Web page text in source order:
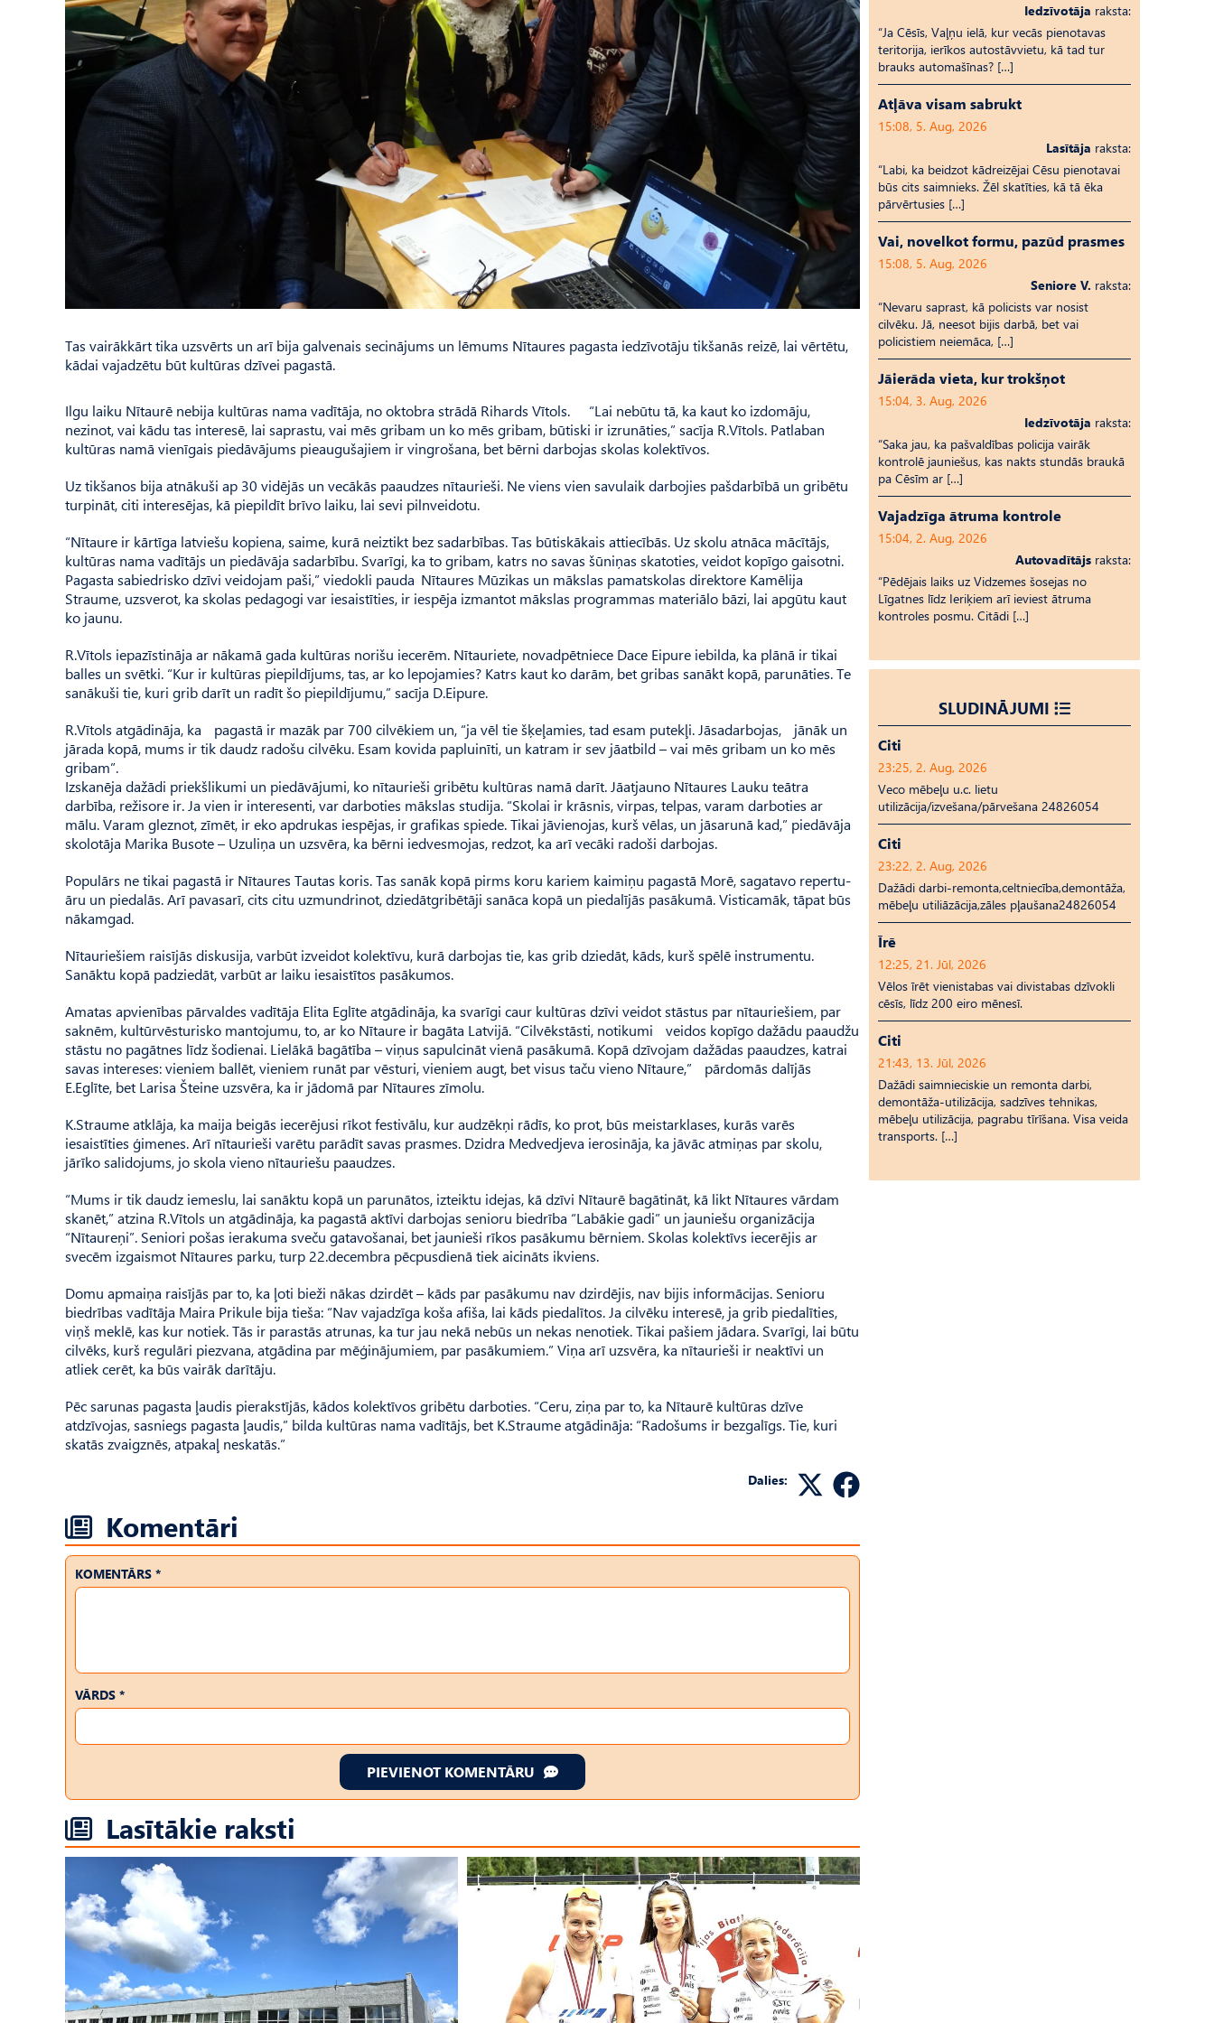
Tas vairākkārt tika uzsvērts un arī bija galvenais secinājums un lēmums Nītaures pagasta iedzīvotāju tikšanās reizē, lai vērtētu,
kādai vajadzētu būt kultūras dzīvei pagastā.
Ilgu laiku Nītaurē nebija kultūras nama vadītāja, no oktobra strādā Rihards Vītols. “Lai nebūtu tā, ka kaut ko izdomāju,
nezinot, vai kādu tas interesē, lai saprastu, vai mēs gribam un ko mēs gribam, būtiski ir izrunāties,” sacīja R.Vītols. Patlaban
kultūras namā vienīgais piedāvājums pieaugušajiem ir vingrošana, bet bērni darbojas skolas kolektīvos.
Uz tikšanos bija atnākuši ap 30 vidējās un vecākās paaudzes nītaurieši. Ne viens vien savulaik darbojies pašdarbībā un gribētu
turpināt, citi interesējas, kā piepildīt brīvo laiku, lai sevi pilnveidotu.
“Nītaure ir kārtīga latviešu kopiena, saime, kurā neiztikt bez sadarbības. Tas būtiskākais attiecībās. Uz skolu atnāca mācītājs,
kultūras nama vadītājs un piedāvāja sadarbību. Svarīgi, ka to gribam, katrs no savas šūniņas skatoties, veidot kopīgo gaisotni.
Pa­gasta sabiedrisko dzīvi veidojam paši,” viedokli pauda Nītaures Mūzikas un mākslas pamatskolas direktore Kamēlija
Straume, uzsverot, ka skolas pedagogi var iesaistīties, ir iespēja izmantot mākslas programmas materiālo bāzi, lai apgūtu kaut
ko jaunu.
R.Vītols iepazīstināja ar nākamā gada kultūras norišu iecerēm. Nītauriete, novadpētniece Dace Eipure iebilda, ka plānā ir tikai
balles un svētki. “Kur ir kultūras piepildījums, tas, ar ko lepojamies? Katrs kaut ko darām, bet gribas sanākt kopā, parunāties. Te
sanākuši tie, kuri grib darīt un radīt šo piepildījumu,” sacīja D.Eipure.
R.Vītols atgādināja, ka pagastā ir mazāk par 700 cilvēkiem un, “ja vēl tie šķeļamies, tad esam putekļi. Jāsadarbojas, jānāk un
jārada kopā, mums ir tik daudz radošu cilvēku. Esam kovida papluinīti, un katram ir sev jāatbild – vai mēs gribam un ko mēs
gribam”.
Izskanēja dažādi priekšlikumi un piedāvājumi, ko nītaurieši gribētu kultūras namā darīt. Jā­atjauno Nītaures Lauku teātra
darbība, režisore ir. Ja vien ir interesenti, var darboties mākslas studija. “Skolai ir krāsnis, virpas, telpas, varam darboties ar
mālu. Varam gleznot, zīmēt, ir eko apdrukas iespējas, ir grafikas spiede. Tikai jāvienojas, kurš vēlas, un jāsarunā kad,” piedāvāja
skolotāja Marika Busote – Uzuliņa un uzsvēra, ka bērni iedvesmojas, redzot, ka arī vecāki radoši darbojas.
Populārs ne tikai pagastā ir Nītaures Tautas koris. Tas sanāk kopā pirms koru kariem kaimiņu pagastā Morē, sagatavo repertu­
āru un piedalās. Arī pavasarī, cits citu uzmundrinot, dziedātgribētāji sanāca kopā un piedalījās pasākumā. Visticamāk, tāpat būs
nākamgad.
Nītauriešiem raisījās diskusija, varbūt izveidot kolektīvu, kurā darbojas tie, kas grib dziedāt, kāds, kurš spēlē instrumentu.
Sanāktu kopā padziedāt, varbūt ar laiku iesaistītos pasākumos.
Amatas apvienības pārvaldes vadītāja Elita Eglīte atgādināja, ka svarīgi caur kultūras dzīvi veidot stāstus par nītauriešiem, par
saknēm, kultūrvēsturisko mantojumu, to, ar ko Nītaure ir bagāta Latvijā. “Cilvēkstāsti, notikumi veidos kopīgo dažādu paaudžu
stāstu no pagātnes līdz šodienai. Lielākā bagātība – viņus sapulcināt vienā pasākumā. Kopā dzīvojam dažādas paaudzes, katrai
savas intereses: vieniem ballēt, vieniem runāt par vēsturi, vieniem augt, bet visus taču vieno Nītaure,” pārdomās dalījās
E.Eglīte, bet Larisa Šteine uzsvēra, ka ir jādomā par Nītaures zīmolu.
K.Straume atklāja, ka maija beigās iecerējusi rīkot festivālu, kur audzēkņi rādīs, ko prot, būs meistarklases, kurās varēs
iesaistīties ģimenes. Arī nītaurieši varētu parādīt savas prasmes. Dzidra Medvedjeva ierosināja, ka jāvāc atmiņas par skolu,
jārīko salidojums, jo skola vieno nītauriešu paaudzes.
“Mums ir tik daudz iemeslu, lai sanāktu kopā un parunātos, izteiktu idejas, kā dzīvi Nītaurē bagātināt, kā likt Nītaures vārdam
skanēt,” atzina R.Vītols un atgādināja, ka pagastā aktīvi darbojas senioru biedrība “Labākie gadi” un jauniešu organizācija
“Nītaureņi”. Seniori pošas ierakuma sveču gatavošanai, bet jaunieši rīkos pasākumu bērniem. Skolas kolektīvs iecerējis ar
svecēm izgaismot Nītaures parku, turp 22.decembra pēcpusdienā tiek aicināts ikviens.
Domu apmaiņa raisījās par to, ka ļoti bieži nākas dzirdēt – kāds par pasākumu nav dzirdējis, nav bijis informācijas. Senioru
biedrības vadītāja Maira Prikule bija tieša: “Nav vajadzīga koša afiša, lai kāds piedalītos. Ja cilvēku interesē, ja grib piedalīties,
viņš meklē, kas kur notiek. Tās ir parastās atrunas, ka tur jau nekā nebūs un nekas nenotiek. Tikai pašiem jādara. Svarīgi, lai būtu
cilvēks, kurš regulāri piezvana, atgādina par mēģinājumiem, par pasākumiem.” Viņa arī uzsvēra, ka nītaurieši ir neaktīvi un
atliek cerēt, ka būs vairāk darītāju.
Pēc sarunas pagasta ļaudis pierakstījās, kādos kolektīvos gribētu darboties. “Ceru, ziņa par to, ka Nītaurē kultūras dzīve
atdzīvojas, sasniegs pagasta ļaudis,” bilda kultūras nama vadītājs, bet K.Straume atgādināja: “Radošums ir bezgalīgs. Tie, kuri
skatās zvaigznēs, atpakaļ neskatās.”
Dalies:
Komentāri
KOMENTĀRS *
VĀRDS *
PIEVIENOT KOMENTĀRU
Lasītākie raksti
Iedzīvotāja raksta:
“Ja Cēsīs, Vaļņu ielā, kur vecās pienotavas
teritorija, ierīkos autostāvvietu, kā tad tur
brauks automašīnas? […]
Atļāva visam sabrukt
15:08, 5. Aug, 2026
Lasītāja raksta:
“Labi, ka beidzot kādreizējai Cēsu pienotavai
būs cits saimnieks. Žēl skatīties, kā tā ēka
pārvērtusies […]
Vai, novelkot formu, pazūd prasmes
15:08, 5. Aug, 2026
Seniore V. raksta:
“Nevaru saprast, kā policists var nosist
cilvēku. Jā, neesot bijis darbā, bet vai
policistiem neiemāca, […]
Jāierāda vieta, kur trokšņot
15:04, 3. Aug, 2026
Iedzīvotāja raksta:
“Saka jau, ka pašvaldības policija vairāk
kontrolē jauniešus, kas nakts stundās braukā
pa Cēsīm ar […]
Vajadzīga ātruma kontrole
15:04, 2. Aug, 2026
Autovadītājs raksta:
“Pēdējais laiks uz Vid­ze­mes šosejas no
Līgatnes līdz Ieriķiem arī ieviest ātruma
kontroles posmu. Citādi […]
SLUDINĀJUMI
Citi
23:25, 2. Aug, 2026
Veco mēbeļu u.c. lietu
utilizācija/izvešana/pārvešana 24826054
Citi
23:22, 2. Aug, 2026
Dažādi darbi-remonta,celtniecība,demontāža,
mēbeļu utiliāzācija,zāles pļaušana24826054
Īrē
12:25, 21. Jūl, 2026
Vēlos īrēt vienistabas vai divistabas dzīvokli
cēsīs, līdz 200 eiro mēnesī.
Citi
21:43, 13. Jūl, 2026
Dažādi saimnieciskie un remonta darbi,
demontāža-utilizācija, sadzīves tehnikas,
mēbeļu utilizācija, pagrabu tīrīšana. Visa veida
transports. […]